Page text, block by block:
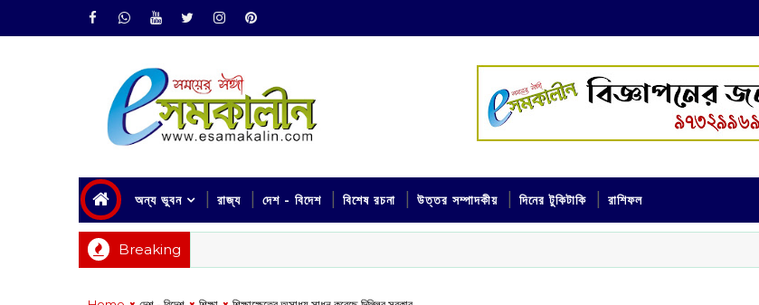
অন্য ভুবন রাজ্য দেশ - বিদেশ বিশেষ রচনা উত্তর সম্পাদকীয় দিনের টুকিটাকি রাশিফল
Breaking